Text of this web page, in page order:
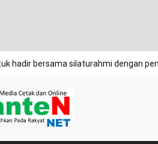
hadir bersama silaturahmi dengan